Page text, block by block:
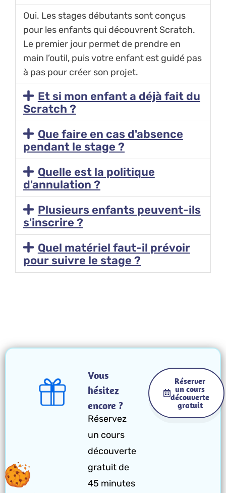
Oui. Les stages débutants sont conçus
pour les enfants qui découvrent Scratch.
Le premier jour permet de prendre en
main l’outil, puis votre enfant est guidé pas
à pas pour créer son projet.
Et si mon enfant a déjà fait du
Scratch ?
Que faire en cas d'absence
pendant le stage ?
Quelle est la politique
d'annulation ?
Plusieurs enfants peuvent-ils
s'inscrire ?
Quel matériel faut-il prévoir
pour suivre le stage ?
Vous
hésitez
encore ?
Réservez
un cours
découverte
gratuit de
45 minutes
Réserver
un cours
découverte
gratuit